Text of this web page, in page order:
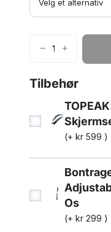
e
a
i
G
− +
Tilbehør
(+ kr599 )
Os
(+kr 299 )